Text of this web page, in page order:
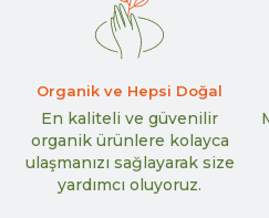
Organik ve Hepsi Doğal
En kaliteli ve güvenilir
organik ürünlere kolayca
ulaşmanızı sağlayarak size
yardımcı oluyoruz.